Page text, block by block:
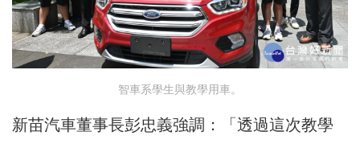
智車系學生與教學用車。
新苗汽車董事長彭忠義強調：「透過這次教學